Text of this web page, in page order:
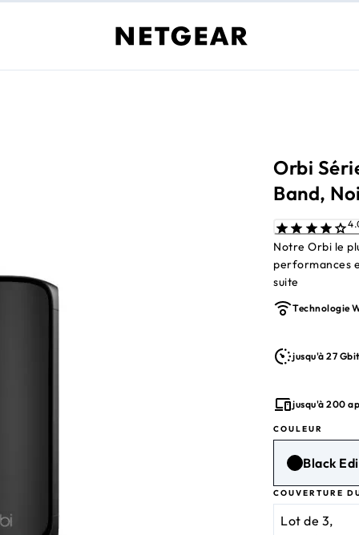
Orbi
Band,
Notre Orbi le
performances
suite
Technologie
jusqu'à 27
jusqu'à 200
COULEUR
Black
COUVERTURE
Lot de 3,